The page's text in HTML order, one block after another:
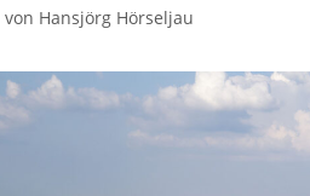
von Hansjörg Hörseljau